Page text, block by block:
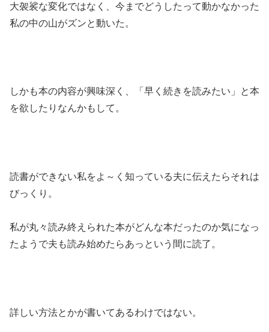
大袈裟な変化ではなく、今までどうしたって動かなかった
私の中の山がズンと動いた。
しかも本の内容が興味深く、「早く続きを読みたい」と本
を欲したりなんかもして。
読書ができない私をよ～く知っている夫に伝えたらそれは
びっくり。
私が丸々読み終えられた本がどんな本だったのか気になっ
たようで夫も読み始めたらあっという間に読了。
詳しい方法とかが書いてあるわけではない。